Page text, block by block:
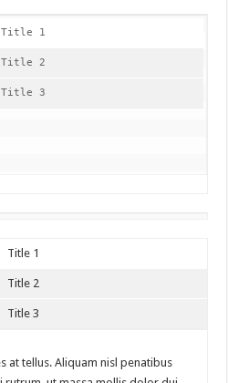
Title 1
Title 2
Title 3
Title 1
Title 2
Title 3
at tellus. Aliquam nisl penatibus